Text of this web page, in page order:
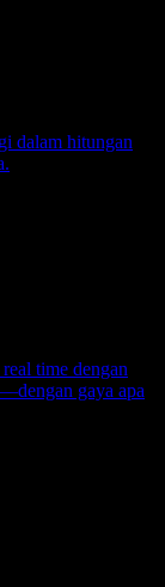
dalam hitungan
time dengan
gaya apa